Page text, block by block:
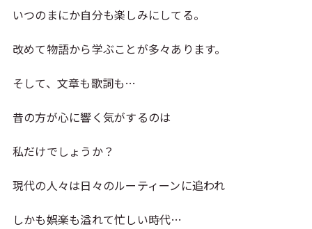
いつのまにか自分も楽しみにしてる。
改めて物語から学ぶことが多々あります。
そして、文章も歌詞も…
昔の方が心に響く気がするのは
私だけでしょうか？
現代の人々は日々のルーティーンに追われ
しかも娯楽も溢れて忙しい時代…